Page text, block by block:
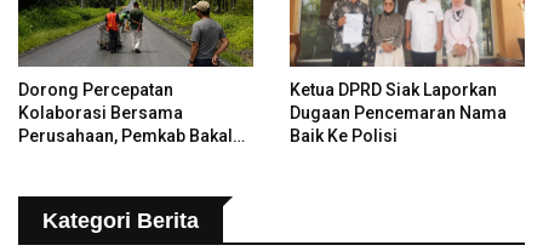
Dorong Percepatan
Kolaborasi Bersama
Perusahaan, Pemkab Bakal
Ketua DPRD Siak Laporkan
Dugaan Pencemaran Nama
Baik Ke Polisi
Kategori Berita